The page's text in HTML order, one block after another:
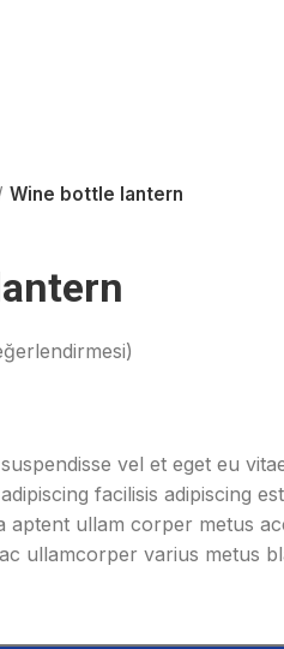
Wine bottle lantern
vel et eget eu
facilisis adipiscing
aptent ullam corper metus
ullamcorper varius metus